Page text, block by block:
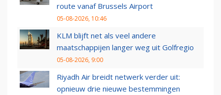
route vanaf Brussels Airport
05-08-2026, 10:46
KLM blijft net als veel andere
maatschappijen langer weg uit Golfregio
05-08-2026, 9:00
Riyadh Air breidt netwerk verder uit:
opnieuw drie nieuwe bestemmingen